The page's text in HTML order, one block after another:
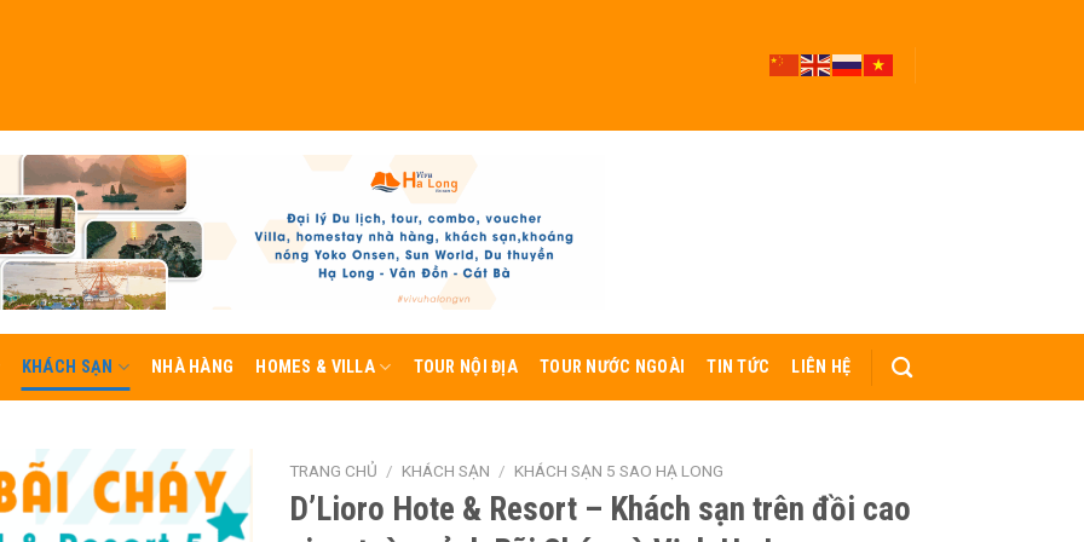
KHÁCH SẠN NHÀ HÀNG HOMES & VILLA TOUR NỘI ĐỊA TOUR NƯỚC NGOÀI TIN TỨC LIÊN HỆ
TRANG CHỦ / KHÁCH SẠN / KHÁCH SẠN 5 SAO HẠ LONG
D’Lioro Hote & Resort – Khách sạn trên đồi cao